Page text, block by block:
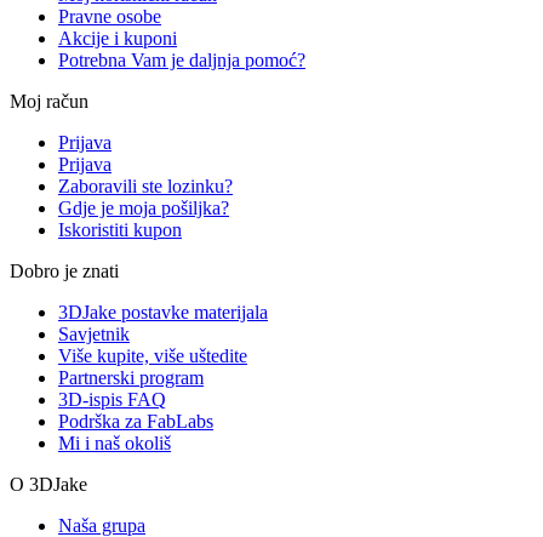
Pravne osobe
Akcije i kuponi
Potrebna Vam je daljnja pomoć?
Moj račun
Prijava
Prijava
Zaboravili ste lozinku?
Gdje je moja pošiljka?
Iskoristiti kupon
Dobro je znati
3DJake postavke materijala
Savjetnik
Više kupite, više uštedite
Partnerski program
3D-ispis FAQ
Podrška za FabLabs
Mi i naš okoliš
O 3DJake
Naša grupa